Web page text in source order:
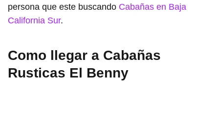
persona que este buscando Cabañas en Baja
California Sur.
Como llegar a Cabañas
Rusticas El Benny